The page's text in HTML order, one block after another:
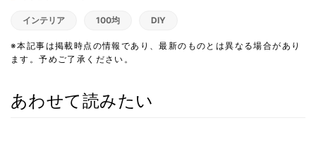
インテリア 100均 DIY
※本記事は掲載時点の情報であり、最新のものとは異なる場合があり
ます。予めご了承ください。
あわせて読みたい